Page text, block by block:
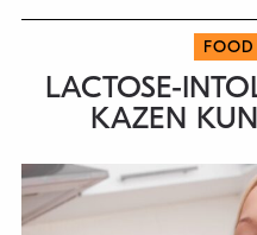
FOOD
LACTOSE-
KAZEN